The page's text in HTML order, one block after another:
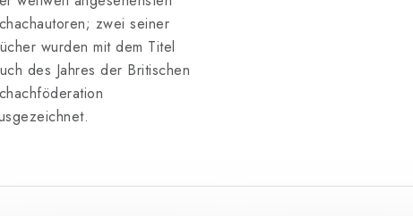
zwei seiner
wurden mit dem Titel
des Jahres der Britischen